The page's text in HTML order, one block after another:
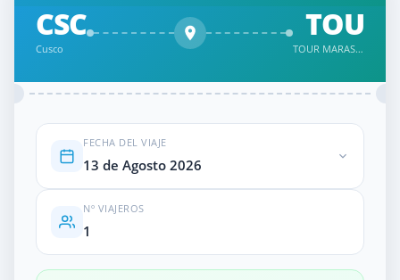
CSC
Cusco
TOU
TOUR MARAS, MORAY Y SALINERAS MEDIO DÍA – VALLE SAGRADO DESDE CUSCO
FECHA DEL VIAJE
13 de Agosto 2026
Nº VIAJEROS